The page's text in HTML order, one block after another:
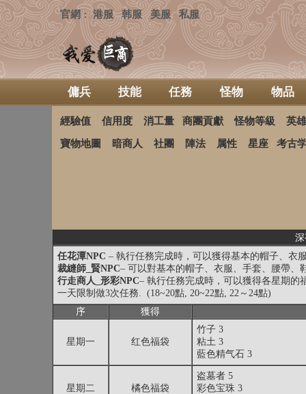
官網 ：港服 韩服 美服 私服
傭兵 技能 任務 怪物 物品
經驗值 信用度 消工量 商團貢獻 怪物等級 英
寶物地圖 暗商人 社團 陣法 属性 星座 考古
任花潭NPC – 執行任務完成時，可以獲得基本的帽子、衣
裁縫師_賢NPC– 可以對基本的帽子、衣服、手套、腰帶、
行走商人_形彩NPC– 執行任務完成時，可以獲得各星期的
一天限制做3次任務. (18~20點, 20~22點, 22～24點)
序
獲得
星期一 红色福袋
竹子 3
粘土 3
藍色精气石 3
星期二 橘色福袋
盗墓者 5
彩色宝珠 3